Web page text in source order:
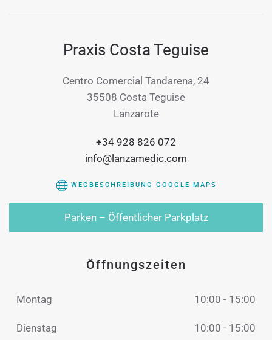
Praxis Costa Teguise
Centro Comercial Tandarena, 24
35508 Costa Teguise
Lanzarote
+34 928 826 072
info@lanzamedic.com
WEGBESCHREIBUNG GOOGLE MAPS
Parken – Öffentlicher Parkplatz
Öffnungszeiten
Montag 10:00 - 15:00
Dienstag 10:00 - 15:00